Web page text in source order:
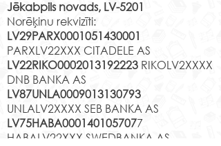
Jēkabpils novads, LV-5201
Norēķinu rekvizīti:
LV29PARX0001051430001
PARXLV22XXX CITADELE AS
LV22RIKO0002013192223 RIKOLV2XXXX
DNB BANKA AS
LV87UNLA0009013130793
UNLALV2XXXX SEB BANKA AS
LV75HABA0001401057077
HABALV22XXX SWEDBANKA AS